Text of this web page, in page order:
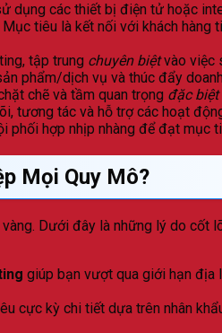
dụng các thiết bị điện tử hoặc
tiêu là kết nối với khách hàng
tập trung chuyên biệtvào việc
phẩm/dịch vụ và thúc đẩy
chẽ và tầm quan trọng đặc biệt
tương tác và hỗ trợ các hoạt
phối hợp nhịp nhàng để đạt mục
Mọi Quy Mô?
Dưới đây là những lý do cốt
giúp bạn vượt qua giới hạn địa
cực kỳ chi tiết dựa trên nhân